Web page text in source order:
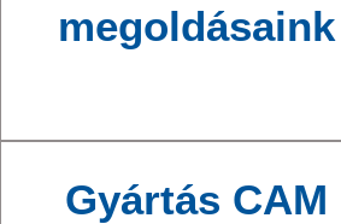
megoldásaink
Gyártás CAM